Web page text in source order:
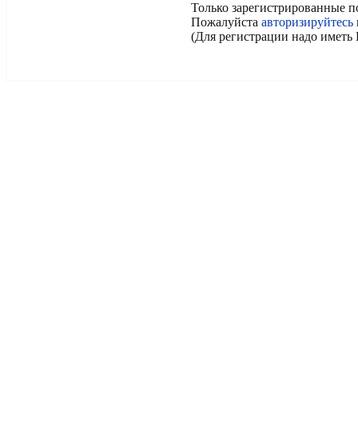
Только зарегистрированные
Пожалуйста авторизируйтесь
(Для регистрации надо